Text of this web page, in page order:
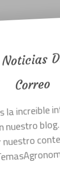
Correo
la increible
blog.